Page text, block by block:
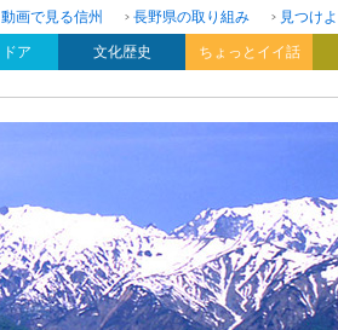
動画で見る信州 長野県の取り組み
見つけ
ア 文化歴史 ちょっとイイ話